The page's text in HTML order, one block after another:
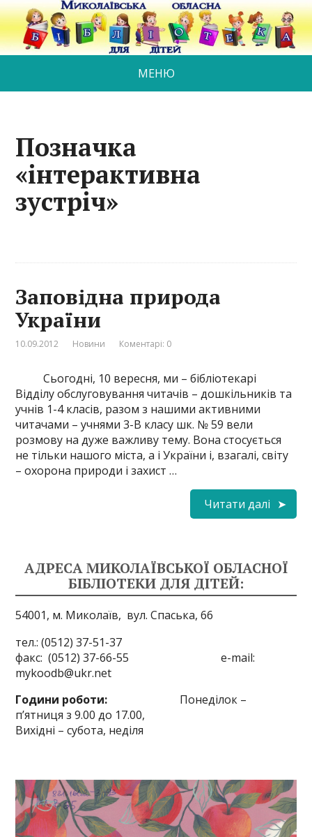
МЕНЮ
Позначка
«інтерактивна
зустріч»
Заповідна природа
України
10.09.2012 Новини Коментарі: 0
Сьогодні, 10 вересня, ми – бібліотекарі
Відділу обслуговування читачів – дошкільників та
учнів 1-4 класів, разом з нашими активними
читачами – учнями 3-В класу шк. № 59 вели
розмову на дуже важливу тему. Вона стосується
не тільки нашого міста, а і України і, взагалі, світу
– охорона природи і захист …
Читати далі
АДРЕСА МИКОЛАЇВСЬКОЇ ОБЛАСНОЇ
БІБЛІОТЕКИ ДЛЯ ДІТЕЙ:
54001, м. Миколаїв, вул. Спаська, 66
тел.: (0512) 37-51-37
факс: (0512) 37-66-55 e-mail:
mykoodb@ukr.net
Години роботи: Понеділок –
п’ятниця з 9.00 до 17.00,
Вихідні – субота, неділя